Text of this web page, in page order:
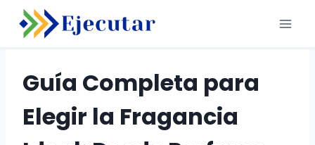
Saltar
contenido
Guía Completa para
Elegir la Fragancia